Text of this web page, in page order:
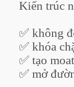
Kiến trúc
✅ không
✅ khóa
✅ tạo
✅ mở